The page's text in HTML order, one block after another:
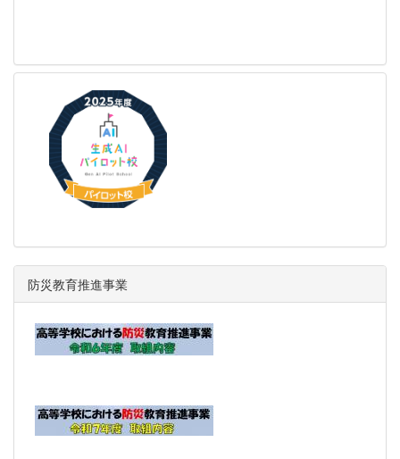
防災教育推進事業